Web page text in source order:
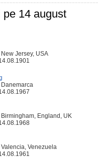
14 august
New Jersey, USA
Danemarca
Birmingham, England, UK
Valencia, Venezuela